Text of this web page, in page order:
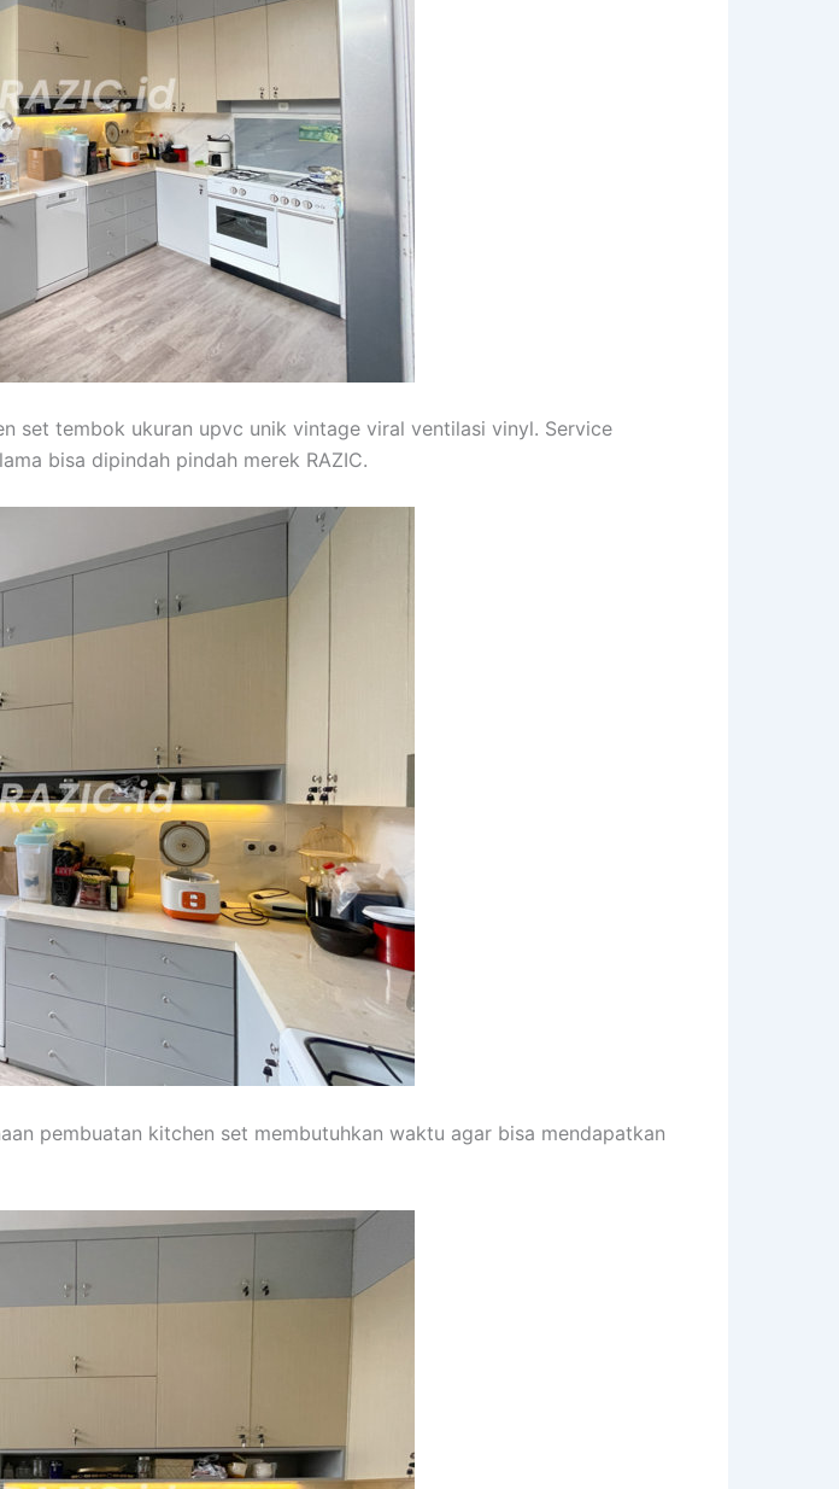
set tembok ukuran upvc unik vintage viral ventilasi vinyl. Service
bisa dipindah pindah merek RAZIC.
pembuatan kitchen set membutuhkan waktu agar bisa mendapatkan